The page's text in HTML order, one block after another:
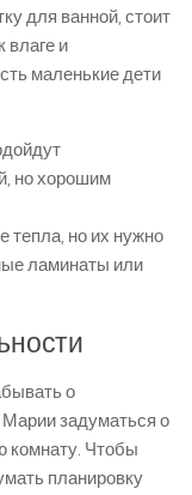
для ванной, стоит
влаге и
маленькие дети
но хорошим
но их нужно
ламинаты или
о
задуматься о
комнату. Чтобы
планировку